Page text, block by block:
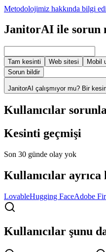
Metodolojimiz hakkında bilgi
JanitorAI ile sorun
Tam kesinti Web sitesi Mobil
Sorun bildir
JanitorAI çalışmıyor mu? Bir
Kullanıcılar
Kesinti geçmişi
Son 30 günde olay yok
Kullanıcılar
LovableHugging FaceAdobe
Kullanıcılar şunu